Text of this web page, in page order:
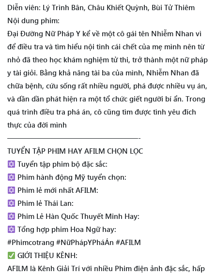
Diễn viên: Lý Trình Bân, Châu Khiết Quỳnh, Bùi Tử Thiêm
Nội dung phim:
Đại Đường Nữ Pháp Y kể về một cô gái tên Nhiễm Nhan vì
để điều tra và tìm hiểu nội tình cái chết của mẹ mình nên từ
nhỏ đã theo học khám nghiệm tử thi, trở thành một nữ pháp
y tài giỏi. Bằng khả năng tài ba của mình, Nhiễm Nhan đã
chữa bệnh, cứu sống rất nhiều người, phá được nhiều vụ án,
và dần dần phát hiện ra một tổ chức giết người bí ẩn. Trong
quá trình điều tra phá án, cô cũng tìm được tình yêu đích
thực của đời mình
——————————————————-
TUYỂN TẬP PHIM HAY AFILM CHỌN LỌC
Tuyển tập phim bộ đặc sắc:
Phim hành động Mỹ tuyển chọn:
Phim lẻ mới nhất AFILM:
Phim lẻ Thái Lan:
Phim Lẻ Hàn Quốc Thuyết Minh Hay:
Tổng hợp phim Hoa Ngữ hay:
#Phimcotrang #NữPhápYPháÁn #AFILM
GIỚI THIỆU KÊNH:
AFILM là Kênh Giải Trí với nhiều Phim điện ảnh đặc sắc, hấp